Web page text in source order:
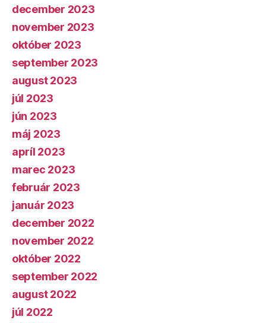
december 2023
november 2023
október 2023
september 2023
august 2023
júl 2023
jún 2023
máj 2023
apríl 2023
marec 2023
február 2023
január 2023
december 2022
november 2022
október 2022
september 2022
august 2022
júl 2022